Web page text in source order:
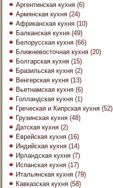
Аргентинская кухня (6)
Армянская кухня (24)
Африканская кухня (10)
Балканская кухня (49)
Белорусская кухня (66)
Ближневосточная кухня (20)
Болгарская кухня (15)
Бразильская кухня (2)
Венгерская кухня (13)
Вьетнамская кухня (6)
Голландская кухня (1)
Греческая и Кипрская кухня (52)
Грузинская кухня (48)
Датская кухня (2)
Еврейская кухня (16)
Индийская кухня (14)
Ирландская кухня (7)
Испанская кухня (17)
Итальянская кухня (79)
Кавказская кухня (58)